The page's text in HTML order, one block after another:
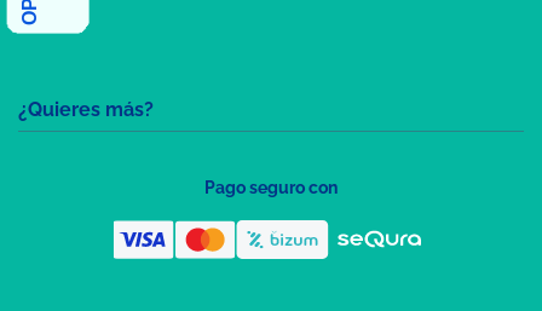
¿Quieres más?
Pago seguro con